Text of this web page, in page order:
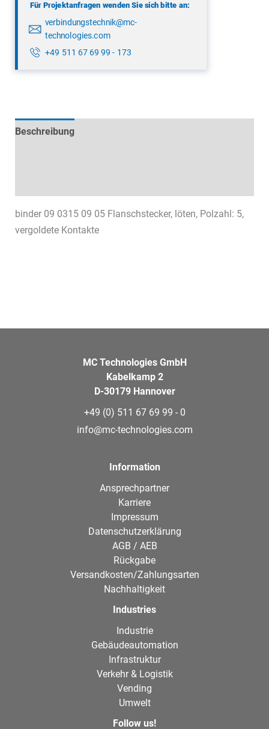
Für Projektanfragen wenden Sie sich bitte an:
verbindungstechnik@mc-
technologies.com
+49 511 67 69 99 - 173
Beschreibung
binder 09 0315 09 05 Flanschstecker, löten, Polzahl: 5,
vergoldete Kontakte
MC Technologies GmbH
Kabelkamp 2
D-30179 Hannover
+49 (0) 511 67 69 99 - 0
info@mc-technologies.com
Information
Ansprechpartner
Karriere
Impressum
Datenschutzerklärung
AGB / AEB
Rückgabe
Versandkosten/Zahlungsarten
Nachhaltigkeit
Industries
Industrie
Gebäudeautomation
Infrastruktur
Verkehr & Logistik
Vending
Umwelt
Follow us!